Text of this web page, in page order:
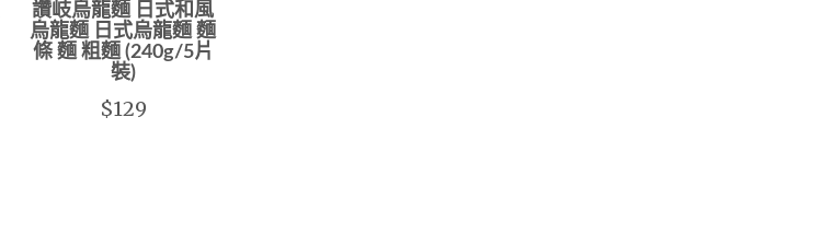
讚岐烏龍麵 日式和風
烏龍麵 日式烏龍麵 麵
條 麵 粗麵 (240g/5片
裝)
$129